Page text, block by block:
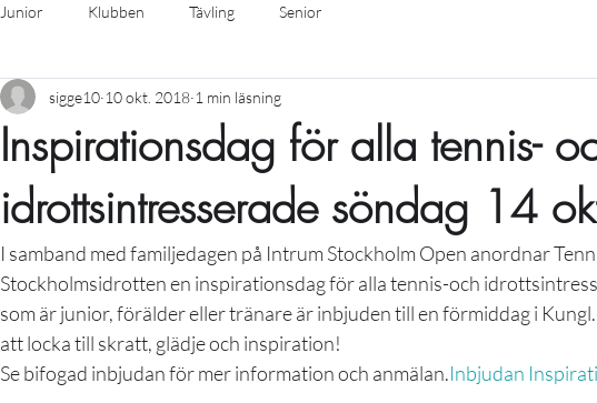
Junior Klubben Tävling Senior
Inspirationsdag för alla tennis-
idrottsintresserade söndag 14
sigge10 10 okt. 2018 1 min läsning
I samband med familjedagen på Intrum Stockholm Open anordnar
Stockholmsidrotten en inspirationsdag för alla tennis-och
som är junior, förälder eller tränare är inbjuden till en förmiddag i
att locka till skratt, glädje och inspiration!
Se bifogad inbjudan för mer information och anmälan.Inbjudan